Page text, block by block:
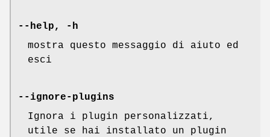
--help, -h
mostra questo messaggio di aiuto ed
esci
--ignore-plugins
Ignora i plugin personalizzati,
utile se hai installato un plugin